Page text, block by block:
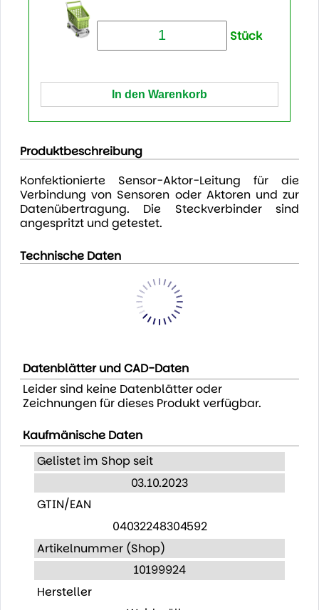
Stück
Produktbeschreibung
Konfektionierte Sensor-Aktor-Leitung für die
Verbindung von Sensoren oder Aktoren und zur
Datenübertragung. Die Steckverbinder sind
angespritzt und getestet.
Technische Daten
Datenblätter und CAD-Daten
Leider sind keine Datenblätter oder
Zeichnungen für dieses Produkt verfügbar.
Kaufmänische Daten
Gelistet im Shop seit
03.10.2023
GTIN/EAN
04032248304592
Artikelnummer (Shop)
10199924
Hersteller